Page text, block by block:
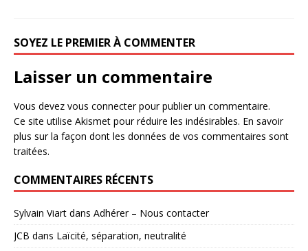
SOYEZ LE PREMIER À COMMENTER
Laisser un commentaire
Vous devez vous connecterpour publier un commentaire.
Ce site utilise Akismet pour réduire les indésirables. En savoir
plus sur la façon dont les données de vos commentaires sont
traitées.
COMMENTAIRES RÉCENTS
Sylvain Viart dans Adhérer – Nous contacter
JCB dans Laïcité, séparation, neutralité